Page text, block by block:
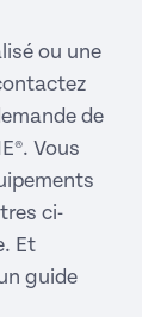
ou une
de
Vous
ci-
Et
guide